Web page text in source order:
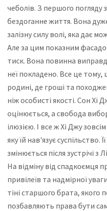
чеболів. З першого погляду
бездоганне життя. Вона
залізну силу волі, яка дає
Але за цим показним
тиск. Вона повинна
неї покладено. Все це тому,
родині, де гроші та
ніж особисті якості. Сон Хі
оцінюється, а свобода
ілюзією. І все ж Хі Джу
яку їй нав'язує суспільство.
змінюється після зустрічі
На відміну від спадкоємця
привілеїв та надмірної
тіні старшого брата,
позбавляють права бути